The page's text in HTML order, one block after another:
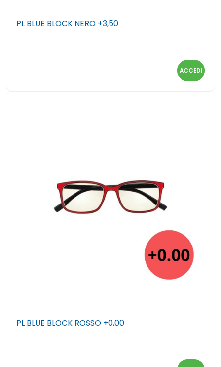
PL BLUE BLOCK NERO +3,50
ACCEDI
PL BLUE BLOCK ROSSO +0,00